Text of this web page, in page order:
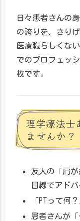
日々患者さんの
の誇りを、さり
医療職らしくな
でのプロフェッ
枚です。
理学療法士
ませんか？
友人の「肩
目線でアド
「PTって何
患者さんが